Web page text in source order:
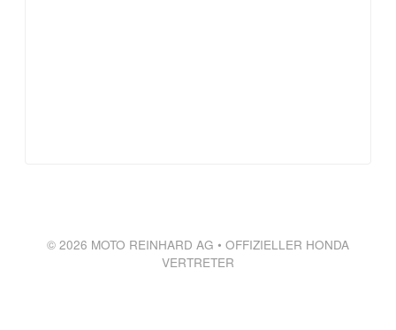
© 2026 MOTO REINHARD AG • OFFIZIELLER HONDA
VERTRETER